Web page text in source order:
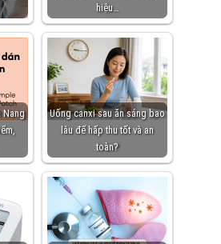
hiệu…
Nang
Uống canxi sau ăn sáng bao
lâu để hấp thu tốt và an
toàn?